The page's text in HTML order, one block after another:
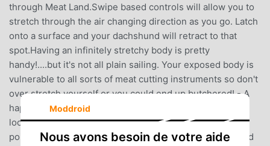
through Meat Land.Swipe based controls will allow you to
stretch through the air changing direction as you go. Latch
onto a surface and your dachshund will retract to that
spot.Having an infinitely stretchy body is pretty
handy!....but it's not all plain sailing. Your exposed body is
vulnerable to all sorts of meat cutting instruments so don't
over stretch yourself or you could end up butchered! - A
happy meat based world for you to explore! - One
looooooong stretched out challenge with 50 restart
points!- Risk based restart system- Unique stretch based
Moddroid
Nous avons besoin de votre aide